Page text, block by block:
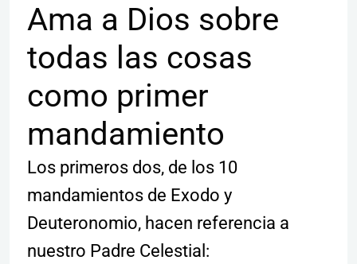
Ama a Dios sobre
todas las cosas
como primer
mandamiento
Los primeros dos, de los 10
mandamientos de Exodo y
Deuteronomio, hacen referencia a
nuestro Padre Celestial: